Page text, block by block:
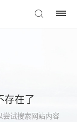
存在了
尝试搜索网站内容